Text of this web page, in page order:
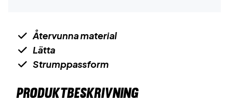
Återvunna material
Lätta
Strumppassform
PRODUKTBESKRIVNING